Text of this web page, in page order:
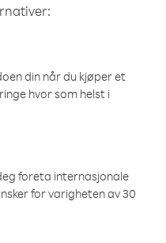
din når du kjøper et
hvor som helst i
foreta internasjonale
for varigheten av 30